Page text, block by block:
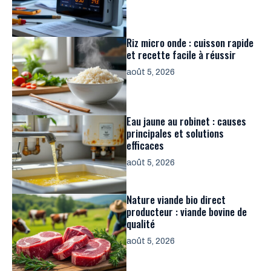
Riz micro onde : cuisson rapide
et recette facile à réussir
août 5, 2026
Eau jaune au robinet : causes
principales et solutions
efficaces
août 5, 2026
Nature viande bio direct
producteur : viande bovine de
qualité
août 5, 2026